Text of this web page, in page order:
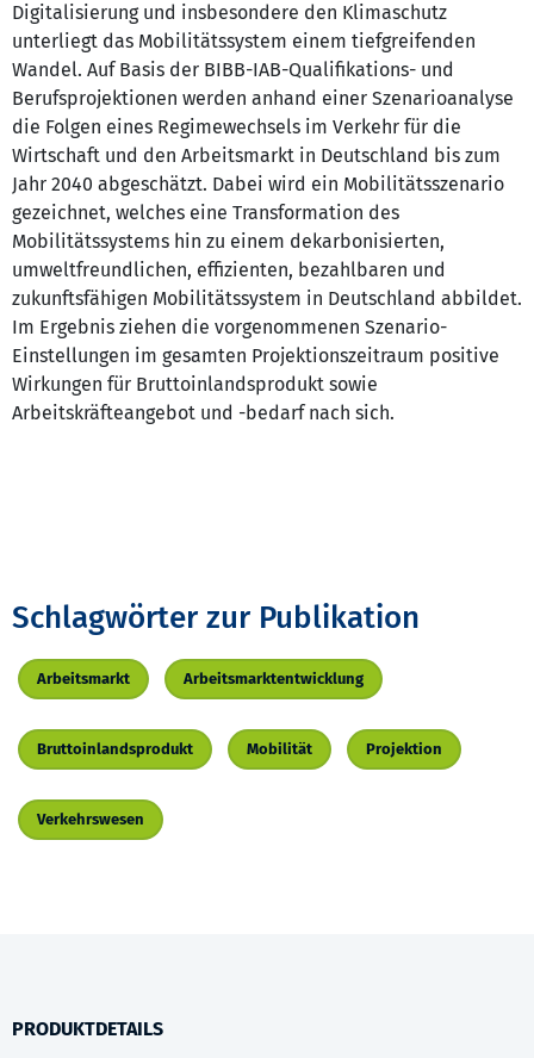
Digitalisierung und insbesondere den Klimaschutz
unterliegt das Mobilitätssystem einem tiefgreifenden
Wandel. Auf Basis der BIBB-IAB-Qualifikations- und
Berufsprojektionen werden anhand einer Szenarioanalyse
die Folgen eines Regimewechsels im Verkehr für die
Wirtschaft und den Arbeitsmarkt in Deutschland bis zum
Jahr 2040 abgeschätzt. Dabei wird ein Mobilitätsszenario
gezeichnet, welches eine Transformation des
Mobilitätssystems hin zu einem dekarbonisierten,
umweltfreundlichen, effizienten, bezahlbaren und
zukunftsfähigen Mobilitätssystem in Deutschland abbildet.
Im Ergebnis ziehen die vorgenommenen Szenario-
Einstellungen im gesamten Projektionszeitraum positive
Wirkungen für Bruttoinlandsprodukt sowie
Arbeitskräfteangebot und -bedarf nach sich.
Schlagwörter zur Publikation
Arbeitsmarkt Arbeitsmarktentwicklung
Bruttoinlandsprodukt Mobilität Projektion
Verkehrswesen
PRODUKTDETAILS